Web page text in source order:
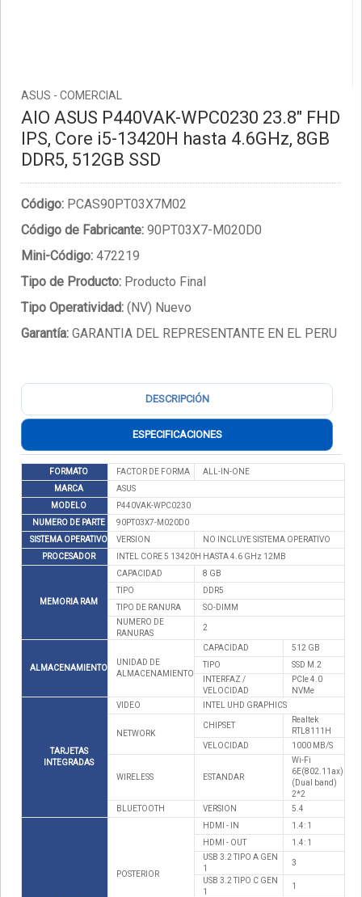
ASUS - COMERCIAL
AIO ASUS P440VAK-WPC0230 23.8" FHD
IPS, Core i5-13420H hasta 4.6GHz, 8GB
DDR5, 512GB SSD
Código: PCAS90PT03X7M02
Código de Fabricante: 90PT03X7-M020D0
Mini-Código: 472219
Tipo de Producto: Producto Final
Tipo Operatividad: (NV) Nuevo
Garantía: GARANTIA DEL REPRESENTANTE EN EL PERU
DESCRIPCIÓN
ESPECIFICACIONES
FORMATO FACTOR DE FORMA
ALL-IN-ONE
MARCA
ASUS
MODELO
P440VAK-WPC0230
NUMERO DE PARTE
90PT03X7-M020D0
SISTEMA OPERATIVO
VERSION
NO INCLUYE SISTEMA OPERATIVO
PROCESADOR
INTEL CORE 5 13420H HASTA 4.6 GHz 12MB
MEMORIA RAM
CAPACIDAD
8 GB
TIPO
DDR5
TIPO DE RANURA
SO-DIMM
NUMERO DE
RANURAS
2
ALMACENAMIENTO
UNIDAD DE
ALMACENAMIENTO
CAPACIDAD
512 GB
TIPO
SSD M.2
INTERFAZ /
VELOCIDAD
PCIe 4.0
NVMe
TARJETAS
INTEGRADAS
VIDEO INTEL UHD GRAPHICS
NETWORK
CHIPSET
Realtek
RTL8111H
VELOCIDAD
1000 MB/S
WIRELESS ESTANDAR
Wi-Fi
6E(802.11ax)
(Dual band)
2*2
BLUETOOTH
VERSION 5.4
POSTERIOR
HDMI - IN
1.4: 1
HDMI - OUT
1.4: 1
USB 3.2 TIPO A GEN
1
3
USB 3.2 TIPO C GEN
1
1